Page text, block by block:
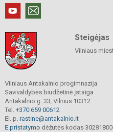
Steigėjas
Vilniaus
Vilniaus Antakalnio progimnazija
Savivaldybės biudžetinė įstaiga
Antakalnio g. 33, Vilnius 10312
Tel. +370 659 00612
El. p. rastine@antakalnio.lt
E.pristatymo dėžutės kodas